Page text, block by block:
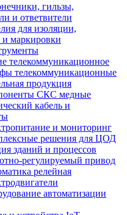
гильзы,
и ответвители
для изоляции,
и маркировки
телекоммуникационное
телекоммуникационные
продукция
СКС медные
кабель и
и мониторинг
решения для ЦОД
зданий и процессов
регулируемый привод
релейная
автоматизации